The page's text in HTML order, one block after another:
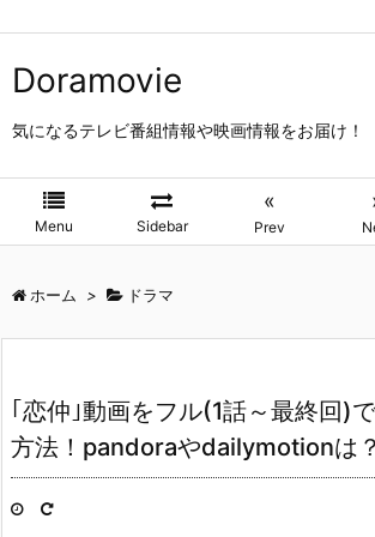
Doramovie
気になるテレビ番組情報や映画情報をお届け！
Menu Sidebar
«
Prev
ホーム > ドラマ
｢恋仲｣動画をフル(1話～最終回)
方法！pandoraやdailymotionは？